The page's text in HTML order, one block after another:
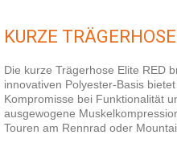
KURZE
Die kurze Trägerhose Elite RED
innovativen Polyester-Basis
Kompromisse bei Funktionalität
ausgewogene
Touren am Rennrad oder